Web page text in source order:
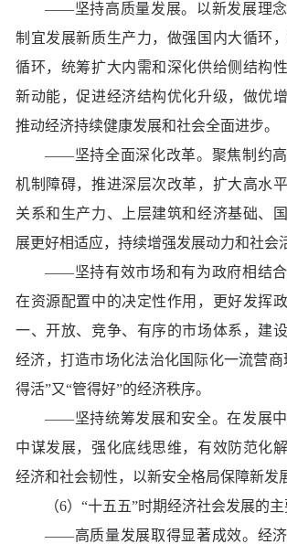
——坚持高质量发展。以新发展理念
制宜发展新质生产力，做强国内大循环
循环，统筹扩大内需和深化供给侧结构
新动能，促进经济结构优化升级，做优
推动经济持续健康发展和社会全面进步。
——坚持全面深化改革。聚焦制约高
机制障碍，推进深层次改革，扩大高水
关系和生产力、上层建筑和经济基础、
展更好相适应，持续增强发展动力和社会
——坚持有效市场和有为政府相结合
在资源配置中的决定性作用，更好发挥
一、开放、竞争、有序的市场体系，建
经济，打造市场化法治化国际化一流营
得活”又“管得好”的经济秩序。
——坚持统筹发展和安全。在发展中
中谋发展，强化底线思维，有效防范化
经济和社会韧性，以新安全格局保障新发
（6）“十五五”时期经济社会发展的主
——高质量发展取得显著成效。经济